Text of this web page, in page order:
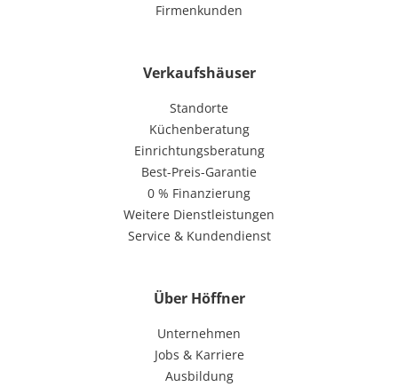
Firmenkunden
Verkaufshäuser
Standorte
Küchenberatung
Einrichtungsberatung
Best-Preis-Garantie
0 % Finanzierung
Weitere Dienstleistungen
Service & Kundendienst
Über Höffner
Unternehmen
Jobs & Karriere
Ausbildung